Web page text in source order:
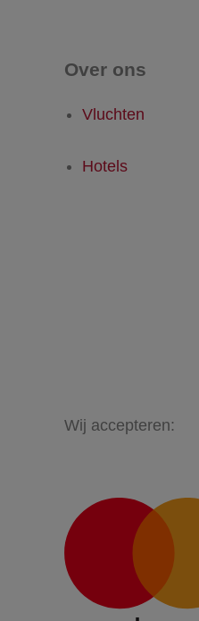
Over ons
Vluchten
Hotels
Wij accepteren: